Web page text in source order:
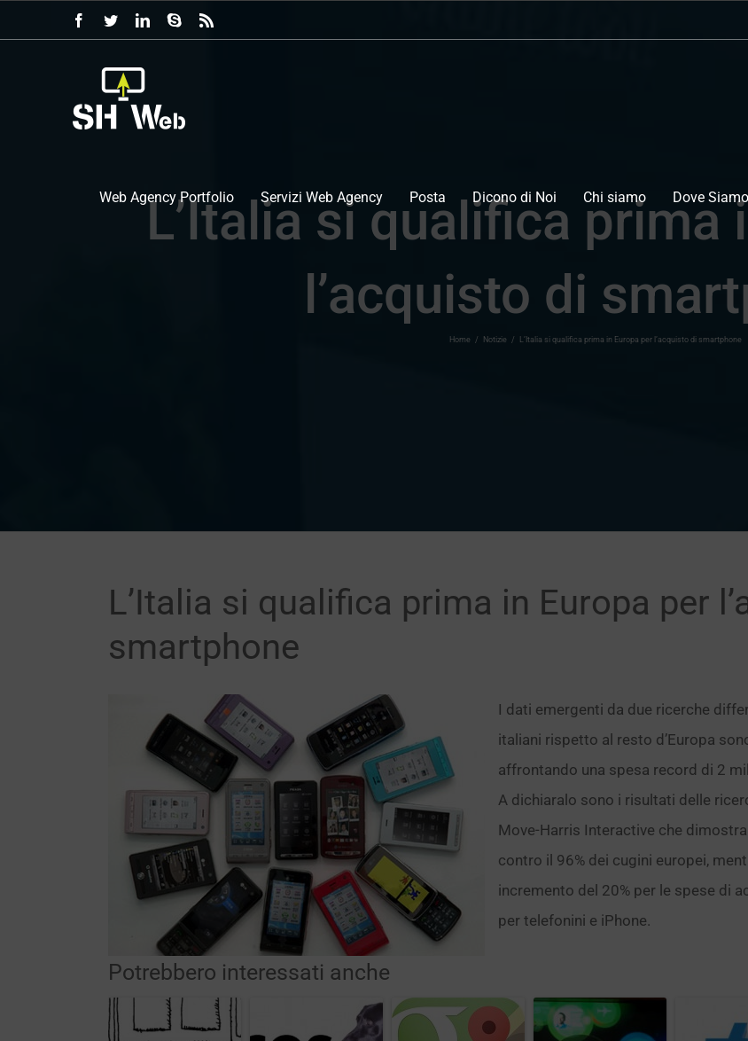
al
Facebook
TwitterLinkedIn
Skype
Web Agency Portfolio Servizi Web Agency Posta Dicono di Noi Chi siamo Dove
L’Italia si qualifica prima
l’acquisto di
Home / Notizie / L’Italia si qualifica prima in Europa per l’acquisto di smartphone
L’Italia si qualifica prima in Europa per
smartphone
I dati emergenti da due ricerche
italiani rispetto al resto d’Europa
affrontando una spesa record di 2
A dichiaralo sono i risultati delle
Move-Harris Interactive che
contro il 96% dei cugini europei,
incremento del 20% per le spese di
per telefonini e iPhone.
Potrebbero interessati anche